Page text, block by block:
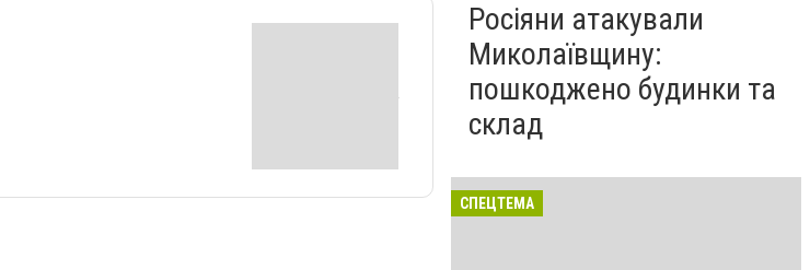
Росіяни атакували
Миколаївщину:
пошкоджено будинки та
склад
СПЕЦТЕМА